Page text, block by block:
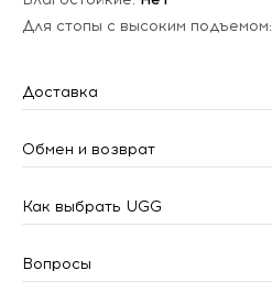
Для стопы с высоким подъемом:
Доставка
Обмен и возврат
Как выбрать UGG
Вопросы